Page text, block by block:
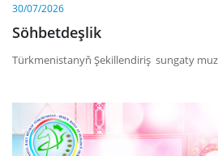
30/07/2026
Söhbetdeşlik
Türkmenistanyň Şekillendiriş sungaty